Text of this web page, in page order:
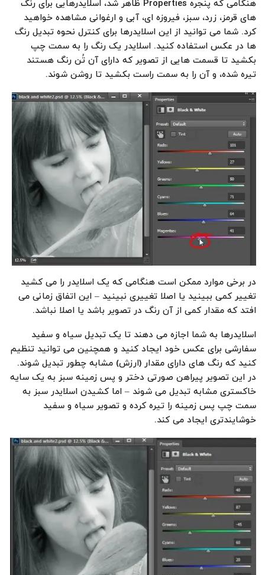
هنگامی که پنجره Properties ظاهر شد، اسلایدرهایی برای رنگ
های قرمز، زرد، سبز، فیروزه ای، آبی و ارغوانی مشاهده خواهید
کرد. شما می توانید از این اسلایدرها برای کنترل نحوه تبدیل رنگ
ها در عکس استفاده کنید. اسلایدر یک رنگ را به سمت چپ
بکشید تا قسمت هایی از تصویر که دارای آن تُن رنگ هستند
تیره شده، و آن را به سمت راست بکشید تا روشن شوند.
در برخی موارد ممکن است هنگامی که یک اسلایدر را می کشید
تغییر کمی ببینید یا اصلا تغییری نبینید – این اتفاق زمانی می
افتد که مقدار کمی از آن رنگ در تصویر باشد یا اصلا نباشد.
اسلایدرها به شما اجازه می دهند تا یک تبدیل سیاه و سفید
سفارشی برای عکس خود ایجاد کنید و همچنین می توانید تنظیم
کنید که رنگ های دارای مقدار (ارزش) مشابه چطور تبدیل شوند.
در این تصویر پیراهن صورتی دختر و پس زمینه سبز به یک سایه
خاکستری مشابه تبدیل می شوند – اما کشیدن اسلایدر سبز به
سمت چپ پس زمینه را تیره کرده و تصویر سیاه و سفید
خوشایندتری ایجاد می کند.